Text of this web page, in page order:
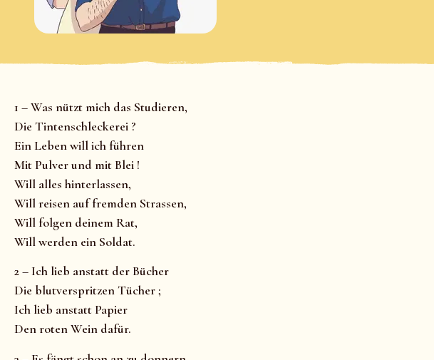
1 – Was nützt mich das Studieren,
Die Tintenschleckerei ?
Ein Leben will ich führen
Mit Pulver und mit Blei !
Will alles hinterlassen,
Will reisen auf fremden Strassen,
Will folgen deinem Rat,
Will werden ein Soldat.
2 – Ich lieb anstatt der Bücher
Die blutverspritzen Tücher ;
Ich lieb anstatt Papier
Den roten Wein dafür.